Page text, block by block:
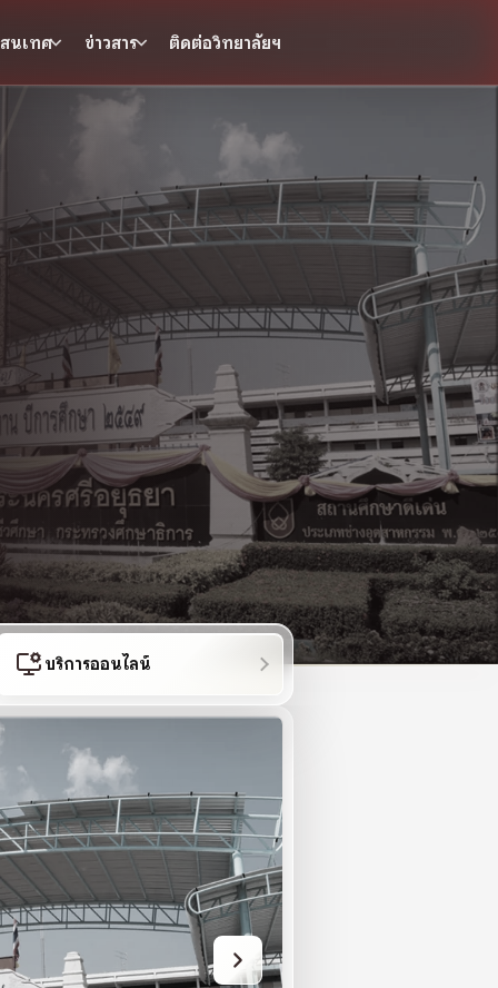
นเทศ ข่าวสาร ติดต่อวิทยาลัยฯ
บริการออนไลน์